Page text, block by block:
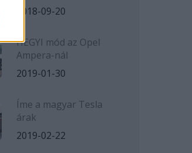
2018-09-20
HEGYI mód az Opel
Ampera-nál
2019-01-30
Íme a magyar Tesla
árak
2019-02-22